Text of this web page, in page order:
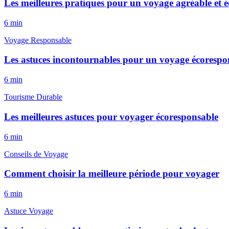
Les meilleures pratiques pour un voyage agréable et
6 min
Voyage Responsable
Les astuces incontournables pour un voyage
6 min
Tourisme Durable
Les meilleures astuces pour voyager écoresponsable
6 min
Conseils de Voyage
Comment choisir la meilleure période pour voyager
6 min
Astuce Voyage